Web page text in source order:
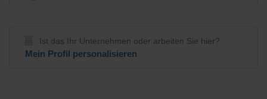
Ist das Ihr Unternehmen oder arbeiten Sie hier?
Mein Profil personalisieren